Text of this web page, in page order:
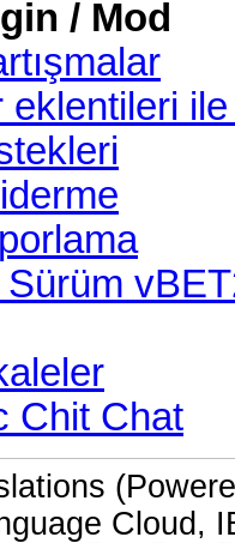
/ Mod
eklentileri
Chit Chat
Cloud,